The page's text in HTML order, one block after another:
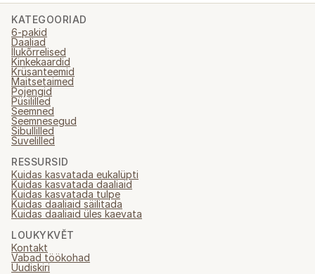
KATEGOORIAD
6-pakid
Daaliad
Ilukõrrelised
Kinkekaardid
Krüsanteemid
Maitsetaimed
Pojengid
Püsililled
Seemned
Seemnesegud
Sibullilled
Suvelilled
RESSURSID
Kuidas kasvatada eukalüpti
Kuidas kasvatada daaliaid
Kuidas kasvatada tulpe
Kuidas daaliaid säilitada
Kuidas daaliaid üles kaevata
LOUKYKVĚT
Kontakt
Vabad töökohad
Uudiskiri